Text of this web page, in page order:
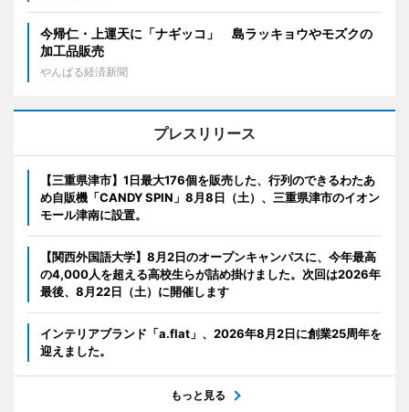
今帰仁・上運天に「ナギッコ」 島ラッキョウやモズクの
加工品販売
やんばる経済新聞
プレスリリース
【三重県津市】1日最大176個を販売した、行列のできるわたあ
め自販機「CANDY SPIN」8月8日（土）、三重県津市のイオン
モール津南に設置。
【関西外国語大学】8月2日のオープンキャンパスに、今年最高
の4,000人を超える高校生らが詰め掛けました。次回は2026年
最後、8月22日（土）に開催します
インテリアブランド「a.flat」、2026年8月2日に創業25周年を
迎えました。
もっと見る